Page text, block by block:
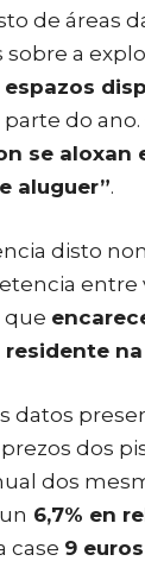
de áreas
sobre a
espazos
do
se aloxan
aluguer”.
disto
entre
que
datos
dos
dos
6,7% en
case 9